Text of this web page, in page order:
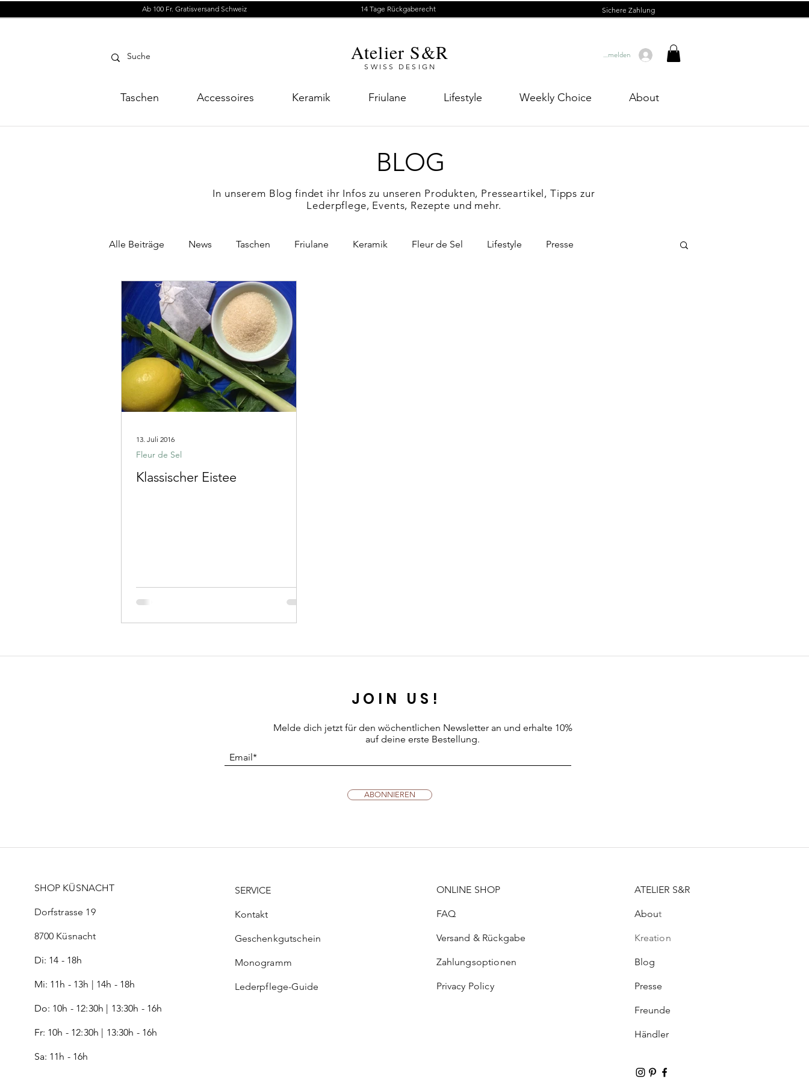
Ab 100 Fr. Gratisversand Schweiz 14 Tage Rückgaberecht Sichere Zahlung
Atelier S&R
SWISS DESIGN
Taschen Accessoires Keramik Friulane Lifestyle Weekly Choice About
Anmelden
BLOG
In unserem Blog findet ihr Infos zu unseren Produkten, Presseartikel, Tipps zur
Lederpflege, Events, Rezepte und mehr.
Alle Beiträge News Taschen Friulane Keramik Fleur de Sel Lifestyle Presse
Klassischer Eistee
Fleur de Sel
13. Juli 2016
JOIN US!
Melde dich jetzt für den wöchentlichen Newsletter an und erhalte 10%
auf deine erste Bestellung.
ABONNIEREN
SHOP KÜSNACHT
Dorfstrasse 19
8700 Küsnacht
Di: 14 - 18h
Mi: 11h - 13h | 14h - 18h
Do: 10h - 12:30h | 13:30h - 16h
Fr: 10h - 12:30h | 13:30h - 16h
Sa: 11h - 16h
SERVICE
Kontakt
Geschenkgutschein
Monogramm
Lederpflege-Guide
ONLINE SHOP
FAQ
Versand & Rückgabe
Zahlungsoptionen
Privacy Policy
ATELIER S&R
About
Kreation
Blog
Presse
Freunde
Händler